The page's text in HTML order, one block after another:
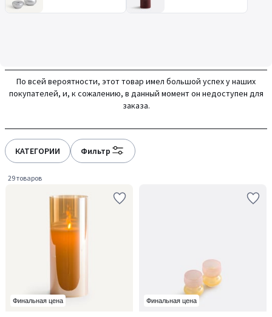
По всей вероятности, этот товар имел большой успех у наших
покупателей, и, к сожалению, в данный момент он недоступен для
заказа.
КАТЕГОРИИ Фильтр
29 товаров
Финальная цена Финальная цена